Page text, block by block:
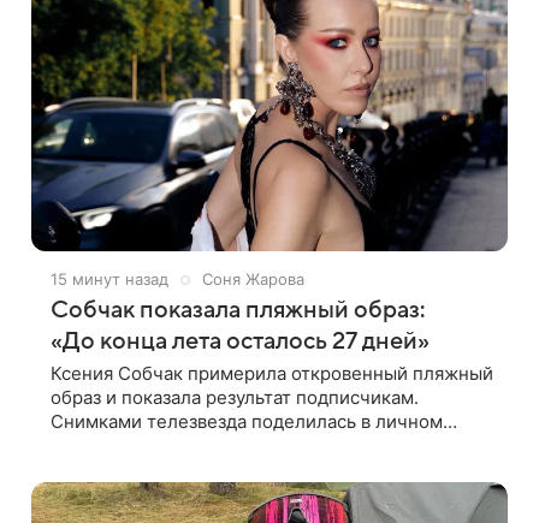
15 минут назад Соня Жарова
Собчак показала пляжный образ:
«До конца лета осталось 27 дней»
Ксения Собчак примерила откровенный пляжный
образ и показала результат подписчикам.
Снимками телезвезда поделилась в личном